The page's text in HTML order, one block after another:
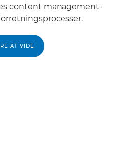
content management-
AT VIDE